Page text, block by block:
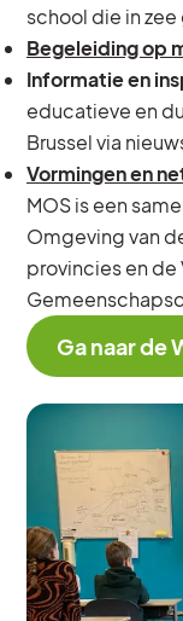
school die in
Begeleiding op
Informatie en
educatieve en
Brussel via
Vormingen en
MOS is een
Omgeving van
provincies en de
Ga naar de